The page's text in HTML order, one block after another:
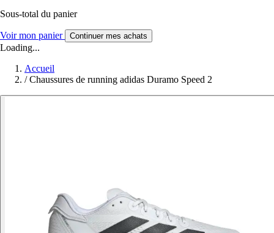
Sous-total du panier
Voir mon panier Continuer mes achats
Loading...
Accueil
/ Chaussures de running adidas Duramo Speed 2